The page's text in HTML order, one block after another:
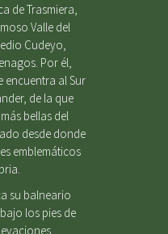
de Trasmiera,
Valle del
Cudeyo,
Por él,
encuentra al Sur
de la que
bellas del
desde donde
emblemáticos
su balneario
los pies de